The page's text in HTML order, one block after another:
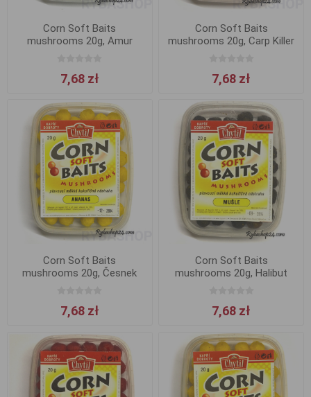
Corn Soft Baits
mushrooms 20g, Amur
7,68 zł
Corn Soft Baits
mushrooms 20g, Carp Killer
7,68 zł
Corn Soft Baits
mushrooms 20g, Česnek
7,68 zł
Corn Soft Baits
mushrooms 20g, Halibut
7,68 zł